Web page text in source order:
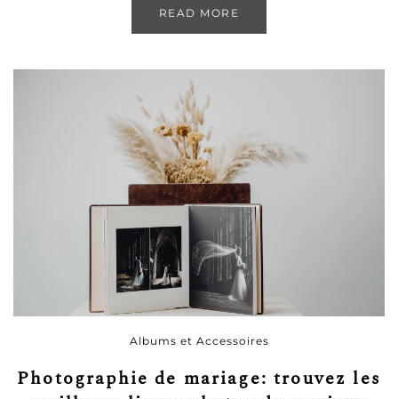
READ MORE
Albums et Accessoires
Photographie de mariage: trouvez les